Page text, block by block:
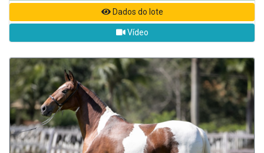
Dados do lote
Vídeo